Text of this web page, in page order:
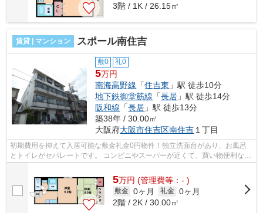
3階 / 1K / 26.15㎡
賃貸 | マンション スポール南住吉
敷0 礼0
5万円
南海高野線 「住吉東 」駅 徒歩10分
地下鉄御堂筋線 「長居 」駅 徒歩14分
阪和線 「長居 」駅 徒歩13分
築38年 / 30.00㎡
大阪府大阪市住吉区南住吉１丁目
初期費用を抑えて入居可能な敷金礼金0円物件！独立洗面台があり、お風呂
とトイレがセパレートです。 コンビニやスーパーが近くて、買い物便利な周
5万円 (管理費等：- )
敷金 0ヶ月 礼金 0ヶ月
2階 / 2K / 30.00㎡